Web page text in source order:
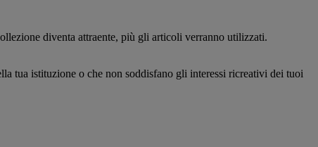
diventa attraente, più gli articoli verranno utilizzati.
tua istituzione o che non soddisfano gli interessi ricreativi dei tuoi